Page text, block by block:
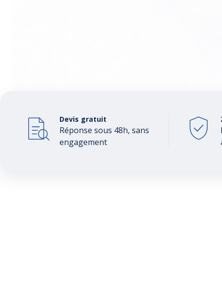
Devis gratuit
Réponse sous 48h, sans
engagement